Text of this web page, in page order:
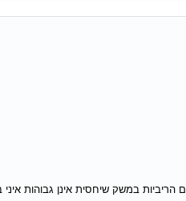
במשק שיחסית אינן גבוהות